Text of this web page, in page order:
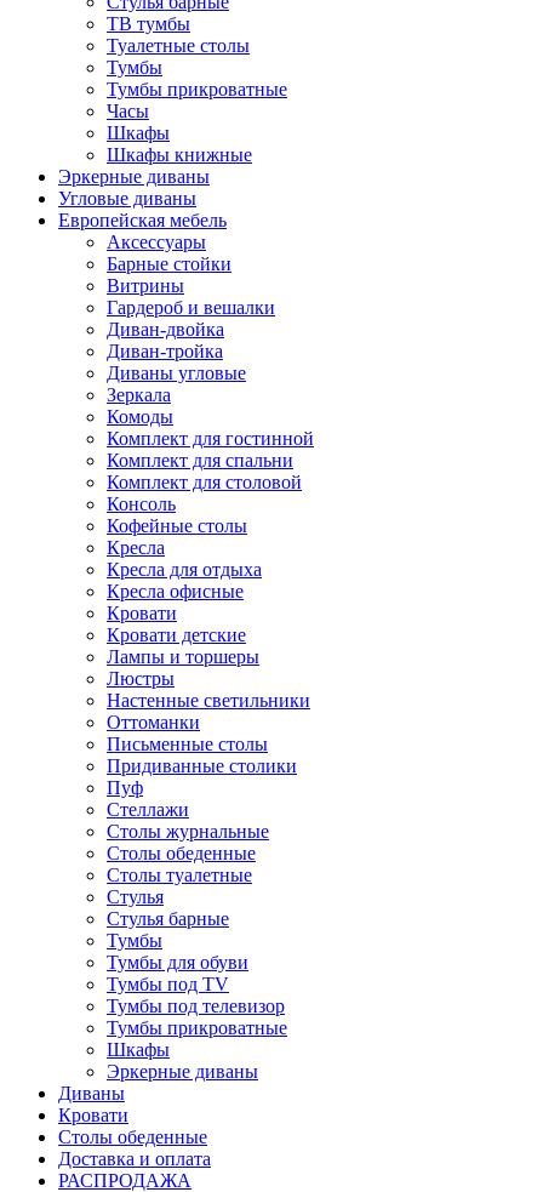
ТВ тумбы
Туалетные столы
Тумбы
Тумбы прикроватные
Часы
Шкафы
Шкафы книжные
Эркерные диваны
Угловые диваны
Европейская мебель
Аксессуары
Барные стойки
Витрины
Гардероб и вешалки
Диван-двойка
Диван-тройка
Диваны угловые
Зеркала
Комоды
Комплект для гостинной
Комплект для спальни
Комплект для столовой
Консоль
Кофейные столы
Кресла
Кресла для отдыха
Кресла офисные
Кровати
Кровати детские
Лампы и торшеры
Люстры
Настенные светильники
Оттоманки
Письменные столы
Придиванные столики
Пуф
Стеллажи
Столы журнальные
Столы обеденные
Столы туалетные
Стулья
Стулья барные
Тумбы
Тумбы для обуви
Тумбы под TV
Тумбы под телевизор
Тумбы прикроватные
Шкафы
Эркерные диваны
Диваны
Кровати
Столы обеденные
Доставка и оплата
РАСПРОДАЖА